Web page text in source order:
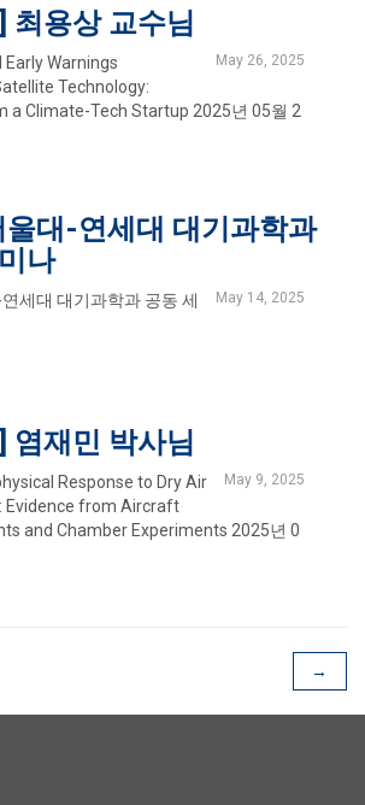
최용상 교수님
May 26, 2025
Warnings
Technology:
a Climate-Tech Startup 2025년 05월 2
대-연세대 대기과학과
나
May 14, 2025
세대 대기과학과 공동 세
염재민 박사님
May 9, 2025
Response to Dry Air
Evidence from Aircraft
and Chamber Experiments 2025년 0
→